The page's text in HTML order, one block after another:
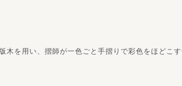
木を用い、摺師が一色ごと手摺りで彩色をほどこ